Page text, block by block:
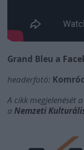
Grand Bleu a
headerfotó:
A cikk megjelenését a
a Nemzeti